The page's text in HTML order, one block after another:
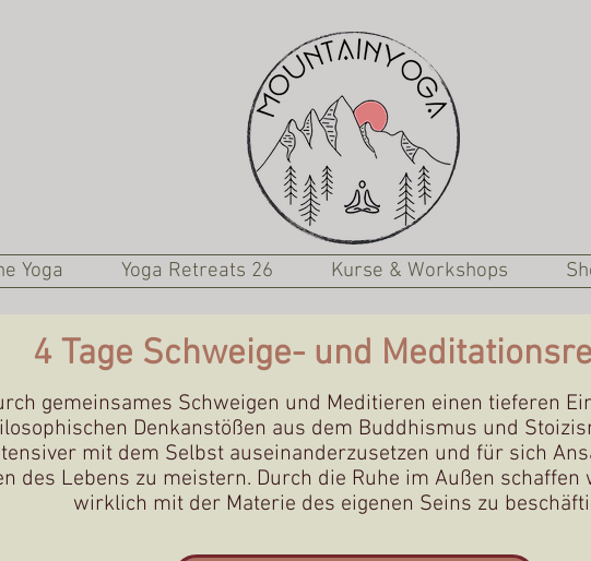
Yoga Yoga Retreats 26 Kurse & Workshops
4 Tage Schweige- und
gemeinsames Schweigen und Meditieren einen tieferen
Denkanstößen aus dem Buddhismus und
mit dem Selbst auseinanderzusetzen und für sich
des Lebens zu meistern. Durch die Ruhe im Außen
wirklich mit der Materie des eigenen Seins zu